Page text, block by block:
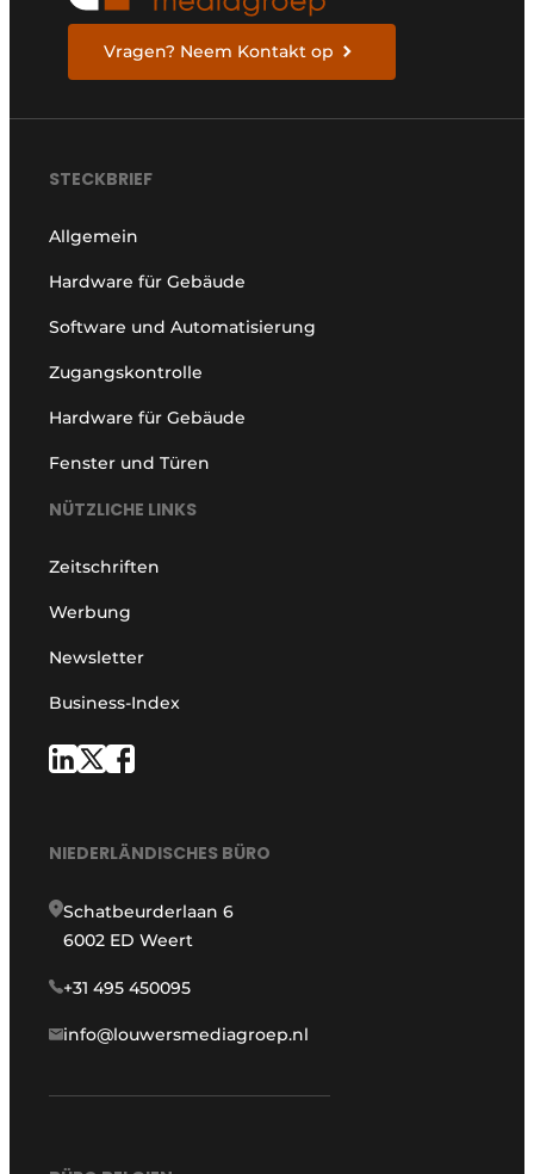
Vragen? Neem Kontakt op
STECKBRIEF
Allgemein
Hardware für Gebäude
Software und Automatisierung
Zugangskontrolle
Hardware für Gebäude
Fenster und Türen
NÜTZLICHE LINKS
Zeitschriften
Werbung
Newsletter
Business-Index
NIEDERLÄNDISCHES BÜRO
Schatbeurderlaan 6
6002 ED Weert
+31 495 450095
info@louwersmediagroep.nl